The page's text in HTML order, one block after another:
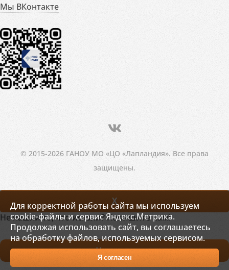
Мы ВКонтакте
© 2015-2026 ГАНОУ МО «ЦО «Лапландия». Все права
защищены.
Для корректной работы сайта мы используем
cookie-файлы и сервис Яндекс.Метрика.
Продолжая использовать сайт, вы соглашаетесь
на обработку файлов, используемых сервисом.
Я согласен
X
Не нашли то, что искали? Напишите нам!
Написать